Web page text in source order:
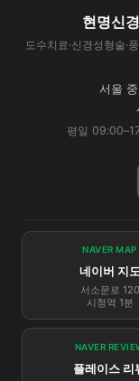
현명신
도수치료·신경성형술·
서울
평일
NAVER MAP
네이버 지도
서소문로 120
시청역 1분
NAVER
플레이스 리